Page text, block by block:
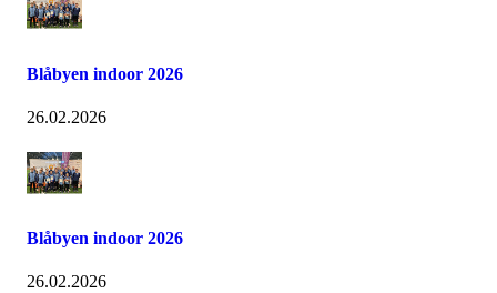
Blåbyen indoor 2026
26.02.2026
Blåbyen indoor 2026
26.02.2026